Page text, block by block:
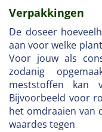
Verpakkingen
De doseer
aan voor welke
Voor jouw als
zodanig
meststoffen kan
Bijvoorbeeld voor
het omdraaien van
waardes tegen